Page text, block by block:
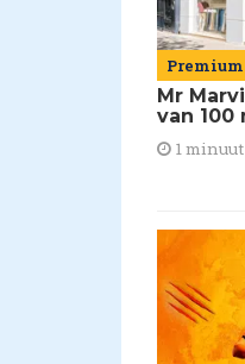
Premium
Mr
van
1 minuut